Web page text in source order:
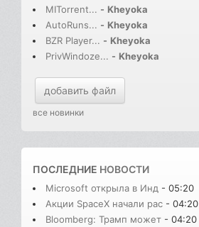
MITorrent... - Kheyoka
AutoRuns... - Kheyoka
BZR Player... - Kheyoka
PrivWindoze... - Kheyoka
добавить файл
все новинки
ПОСЛЕДНИЕ НОВОСТИ
Microsoft открыла в Инд - 05:20
Акции SpaceX начали рас - 04:20
Bloomberg: Трамп может - 04:20